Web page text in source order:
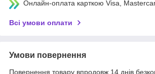
Онлайн-оплата карткою Visa,
Всі умови оплати
Умови повернення
Повернення товару впродовж 14 днів